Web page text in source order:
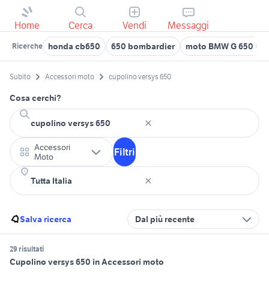
Home Cerca Vendi Messaggi
Ricerche honda cb650 650 bombardier moto BMW G 650 GS
Subito Accessori moto cupolino versys 650
Cosa cerchi?
Accessori
Moto
Filtri
Salva ricerca Dal più recente
29 risultati
Cupolino versys 650 in Accessori moto